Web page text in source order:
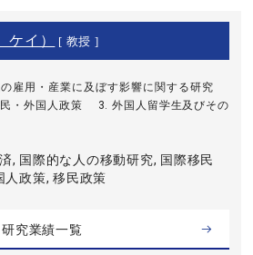
イ） [ 教授 ]
雇用・産業に及ぼす影響に関する研究
・外国人政策 3. 外国人留学生及びその
, 国際的な人の移動研究, 国際移民
人政策, 移民政策
研究業績一覧